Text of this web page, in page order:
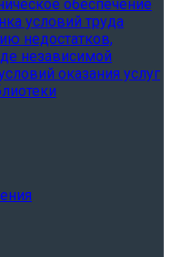
обеспечение
условий труда
недостатков,
независимой
оказания услуг